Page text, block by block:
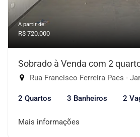
A partir de:
R$ 720.000
Sobrado à Venda com 2
Rua Francisco Ferreira Paes - Jardim
2 Quartos 3 Banheiros 2
Mais informações